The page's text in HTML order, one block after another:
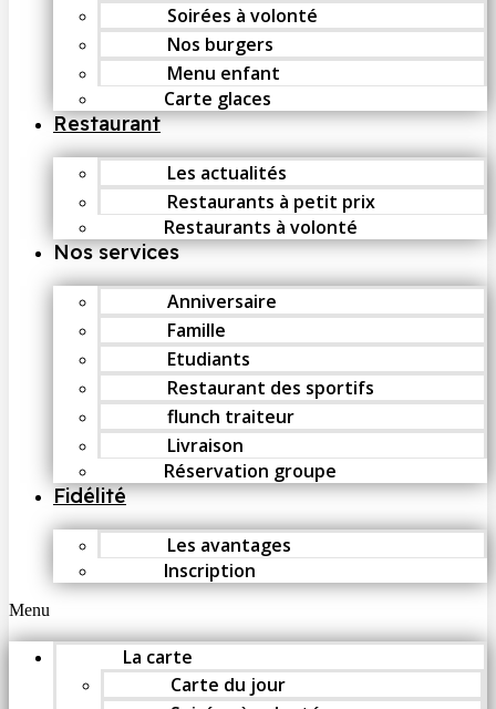
Soirées à volonté
Nos burgers
Menu enfant
Carte glaces
Restaurant
Les actualités
Restaurants à petit prix
Restaurants à volonté
Nos services
Anniversaire
Famille
Etudiants
Restaurant des sportifs
flunch traiteur
Livraison
Réservation groupe
Fidélité
Les avantages
Inscription
Menu
La carte
Carte du jour